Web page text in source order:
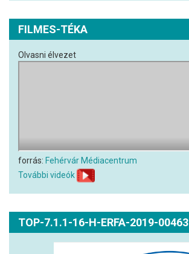
FILMES-TÉKA
Olvasni élvezet
forrás: Fehérvár Médiacentrum
További videók
TOP-7.1.1-16-H-ERFA-2019-00463